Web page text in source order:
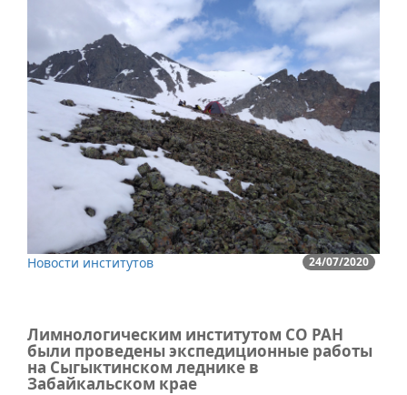
24/07/2020
Новости институтов
Лимнологическим институтом СО РАН
были проведены экспедиционные работы
на Сыгыктинском леднике в
Забайкальском крае